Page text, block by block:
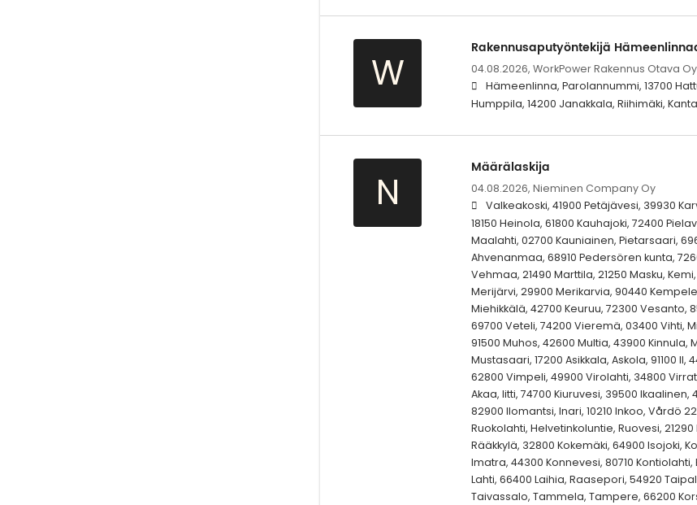
W
Rakennusaputyöntekijä
04.08.2026, WorkPower Rakennus Otava Oy
Hämeenlinna, Parolannummi, 13700
Humppila, 14200 Janakkala, Riihimäki,
N
Määrälaskija
04.08.2026, Nieminen Company Oy
Valkeakoski, 41900 Petäjävesi, 39930
18150 Heinola, 61800 Kauhajoki, 72400
Maalahti, 02700 Kauniainen, Pietarsaari,
Ahvenanmaa, 68910 Pedersören kunta,
Vehmaa, 21490 Marttila, 21250 Masku,
Merijärvi, 29900 Merikarvia, 90440
Miehikkälä, 42700 Keuruu, 72300 Vesanto,
69700 Veteli, 74200 Vieremä, 03400 Vihti,
91500 Muhos, 42600 Multia, 43900 Kinnula,
Mustasaari, 17200 Asikkala, Askola, 91100 II,
62800 Vimpeli, 49900 Virolahti, 34800
Akaa, Iitti, 74700 Kiuruvesi, 39500 Ikaalinen,
82900 Ilomantsi, Inari, 10210 Inkoo, Vårdö
Ruokolahti, Helvetinkoluntie, Ruovesi,
Rääkkylä, 32800 Kokemäki, 64900 Isojoki,
Imatra, 44300 Konnevesi, 80710
Lahti, 66400 Laihia, Raasepori, 54920
Taivassalo, Tammela, Tampere, 66200